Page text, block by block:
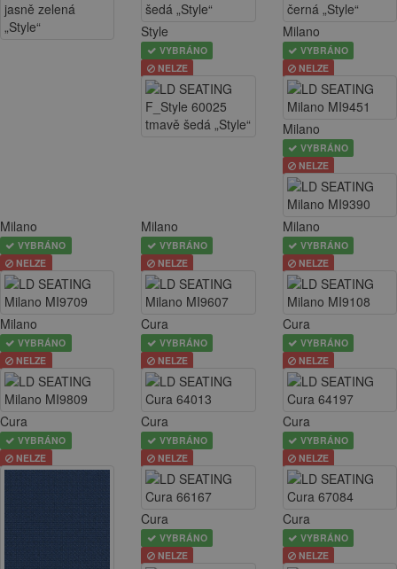
Style
VYBRÁNO
NELZE
Milano
VYBRÁNO
NELZE
Milano
VYBRÁNO
NELZE
Milano
VYBRÁNO
NELZE
Milano
VYBRÁNO
NELZE
Milano
VYBRÁNO
NELZE
Milano
VYBRÁNO
NELZE
Cura
VYBRÁNO
NELZE
Cura
VYBRÁNO
NELZE
Cura
VYBRÁNO
NELZE
Cura
VYBRÁNO
NELZE
Cura
VYBRÁNO
NELZE
Cura
VYBRÁNO
NELZE
Cura
VYBRÁNO
NELZE